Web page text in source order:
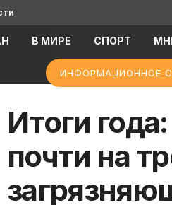
В МИРЕ СПОРТ
ИНФОРМАЦИОННОЕ
Итоги
почти на